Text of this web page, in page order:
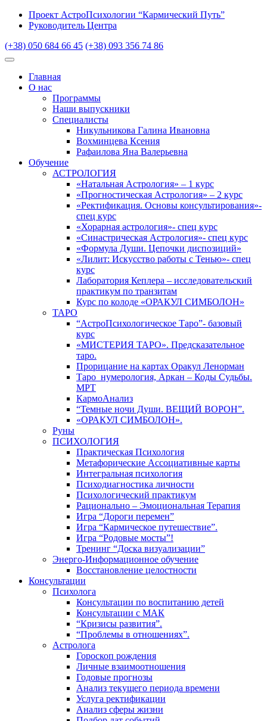
Проект АстроПсихологии “Кармический Путь”
Руководитель Центра
(+38) 050 684 66 45 (+38) 093 356 74 86
Главная
О нас
Программы
Наши выпускники
Специалисты
Никульникова Галина Ивановна
Вохминцева Ксения
Рафаилова Яна Валерьевна
Обучение
АСТРОЛОГИЯ
«Натальная Астрология» – 1 курс
«Прогностическая Астрология» – 2 курс
«Ректификация. Основы консультирования»-
спец курс
«Хорарная астрология»- спец курс
«Синастрическая Астрология»- спец курс
«Формула Души. Цепочки диспозиций»
«Лилит: Искусство работы с Тенью»- спец
курс
Лаборатория Кеплера – исследовательский
практикум по транзитам
Курс по колоде «ОРАКУЛ СИМБОЛОН»
ТАРО
“АстроПсихологическое Таро”- базовый
курс
«МИСТЕРИЯ ТАРО». Предсказательное
таро.
Прорицание на картах Оракул Ленорман
Таро_нумерология, Аркан – Коды Судьбы.
МРТ
КармоАнализ
“Темные ночи Души. ВЕЩИЙ ВОРОН”.
«ОРАКУЛ СИМБОЛОН».
Руны
ПСИХОЛОГИЯ
Практическая Психология
Метафорические Ассоциативные карты
Интегральная психология
Психодиагностика личности
Психологический практикум
Рационально – Эмоциональная Терапия
Игра “Дороги перемен”
Игра “Кармическое путешествие”.
Игра “Родовые мосты”!
Тренинг “Доска визуализации”
Энерго-Информационное обучение
Восстановление целостности
Консультации
Психолога
Консультации по воспитанию детей
Консультации с МАК
“Кризисы развития”.
“Проблемы в отношениях”.
Астролога
Гороскоп рождения
Личные взаимоотношения
Годовые прогнозы
Анализ текущего периода времени
Услуга ректификации
Анализ сферы жизни